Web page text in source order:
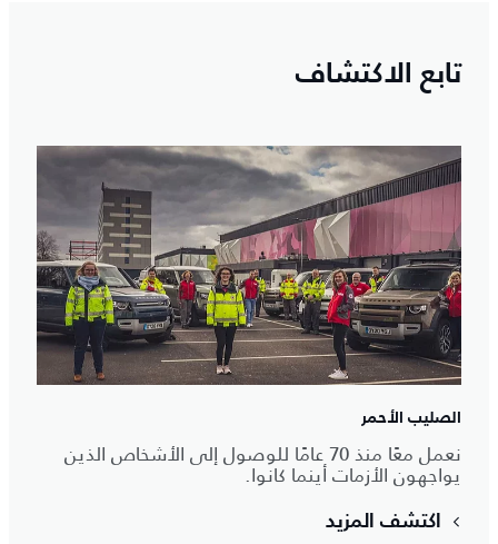
تابع الاكتشاف
الصليب الأحمر
نعمل معًا منذ 70 عامًا للوصول إلى الأشخاص الذين
يواجهون الأزمات أينما كانوا.
اكتشف المزيد